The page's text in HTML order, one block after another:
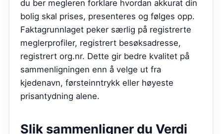
du ber megleren forklare hvordan akkurat din
bolig skal prises, presenteres og følges opp.
Faktagrunnlaget peker særlig på registrerte
meglerprofiler, registrert besøksadresse,
registrert org.nr. Dette gir bedre kvalitet på
sammenligningen enn å velge ut fra
kjedenavn, førsteinntrykk eller høyeste
prisantydning alene.
Slik sammenligner du Verdi